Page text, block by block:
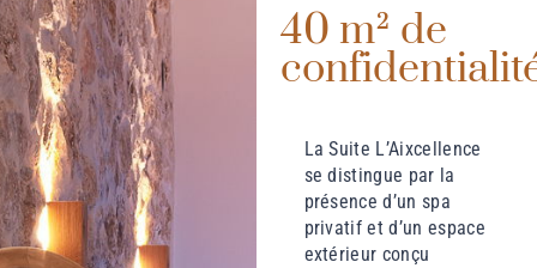
40 m² de
La Suite L’Aixcellence
se distingue par la
présence d’un spa
privatif et d’un espace
extérieur conçu